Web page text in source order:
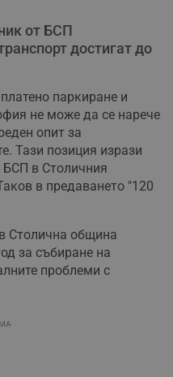
от БСП
достигат до
паркиране и
не може да се нарече
опит за
Тази позиция изрази
БСП в Столичния
в предаването "120
Столична община
за събиране на
проблеми с